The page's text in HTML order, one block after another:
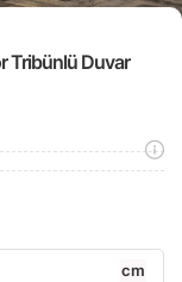
Tribünlü Duvar
cm